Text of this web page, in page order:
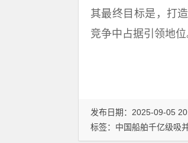
其最终目标是，打
竞争中占据引领地位
发布日期：2025-09-05
标签： 中国船舶千亿级吸